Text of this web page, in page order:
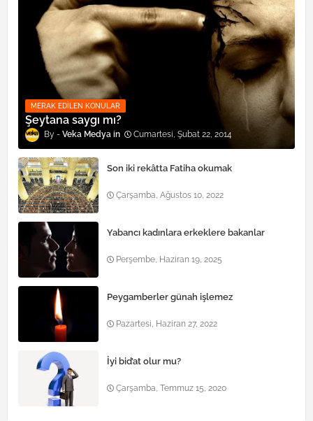
MERAK EDILEN KONULAR
Şeytana saygı mı?
Veka Medya Cumartesi, Şubat 22, 2014
Son iki rekâtta Fatiha okumak
Çarşamba, Ağustos 10, 2022
Yabancı kadınlara erkeklere bakanlar
Perşembe, Haziran 19, 2025
Peygamberler günah işlemez
Pazartesi, Haziran 27, 2022
İyi bid’at olur mu?
Çarşamba, Temmuz 15, 2020